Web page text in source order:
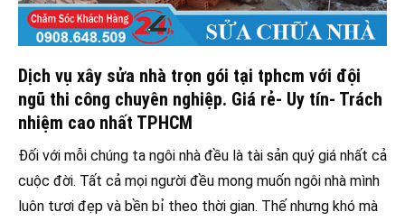
Dịch vụ xây sửa nhà trọn gói tại tphcm với đội
ngũ thi công chuyên nghiệp. Giá rẻ- Uy tín- Trách
nhiệm cao nhất TPHCM
Đối với mỗi chúng ta ngôi nhà đều là tài sản quý giá nhất cả
cuộc đời. Tất cả mọi người đều mong muốn ngôi nhà mình
luôn tươi đẹp và bền bỉ theo thời gian. Thế nhưng khó mà